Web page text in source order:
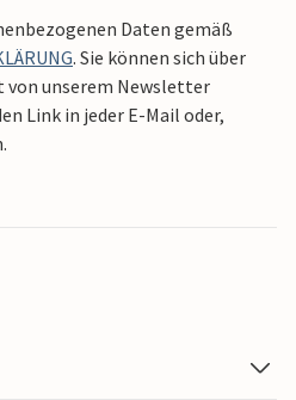
Daten gemäß
. Sie können sich über
von unserem Newsletter
Link in jeder E-Mail oder,